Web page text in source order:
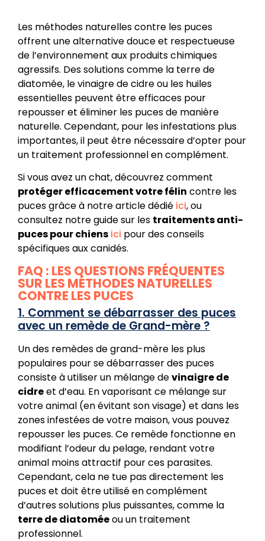
Les méthodes naturelles contre les puces
offrent une alternative douce et respectueuse
de l’environnement aux produits chimiques
agressifs. Des solutions comme la terre de
diatomée, le vinaigre de cidre ou les huiles
essentielles peuvent être efficaces pour
repousser et éliminer les puces de manière
naturelle. Cependant, pour les infestations plus
importantes, il peut être nécessaire d’opter pour
un traitement professionnel en complément.
Si vous avez un chat, découvrez comment
protéger efficacement votre félin contre les
puces grâce à notre article dédié ici, ou
consultez notre guide sur les traitements anti-
puces pour chiens ici pour des conseils
spécifiques aux canidés.
FAQ : LES QUESTIONS FRÉQUENTES
SUR LES MÉTHODES NATURELLES
CONTRE LES PUCES
1. Comment se débarrasser des puces
avec un remède de Grand-mère ?
Un des remèdes de grand-mère les plus
populaires pour se débarrasser des puces
consiste à utiliser un mélange devinaigre de
cidreet d’eau. En vaporisant ce mélange sur
votre animal (en évitant son visage) et dans les
zones infestées de votre maison, vous pouvez
repousser les puces. Ce remède fonctionne en
modifiant l’odeur du pelage, rendant votre
animal moins attractif pour ces parasites.
Cependant, cela ne tue pas directement les
puces et doit être utilisé en complément
d’autres solutions plus puissantes, comme la
terre de diatoméeou un traitement
professionnel.